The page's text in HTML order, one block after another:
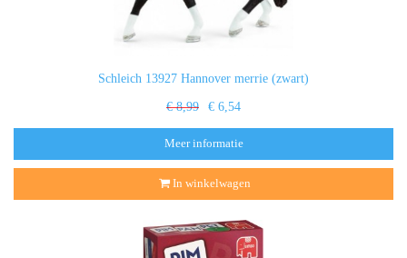
Schleich 13927 Hannover merrie (zwart)
€ 8,99 € 6,54
Meer informatie
In winkelwagen